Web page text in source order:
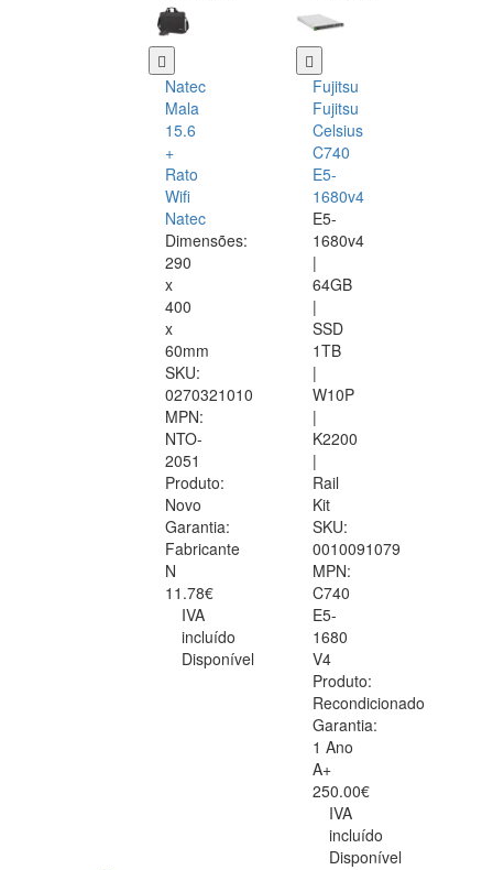
Natec
Mala
15.6
+
Rato
Wifi
Natec
Dimensões:
290
x
400
x
60mm
SKU:
0270321010
MPN:
NTO-
2051
Produto:
Novo
Garantia:
Fabricante
N
11.78€
IVA
incluído
Disponível
Fujitsu
Fujitsu
Celsius
C740
E5-
1680v4
E5-
1680v4
|
64GB
|
SSD
1TB
|
W10P
|
K2200
|
Rail
Kit
SKU:
0010091079
MPN:
C740
E5-
1680
V4
Produto:
Recondicionado
Garantia:
1 Ano
A+
250.00€
IVA
incluído
Disponível